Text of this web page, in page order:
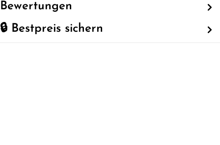
Bewertungen
🔒 Bestpreis sichern